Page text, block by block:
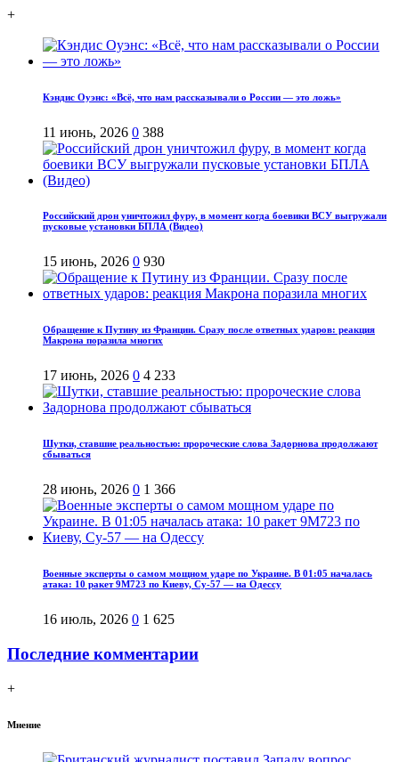
+
Кэндис Оуэнс: «Всё, что нам рассказывали о России — это ложь»
11 июнь, 2026 0 388
Российский дрон уничтожил фуру, в момент когда боевики ВСУ выгружали
пусковые установки БПЛА (Видео)
15 июнь, 2026 0 930
Обращение к Путину из Франции. Сразу после ответных ударов: реакция
Макрона поразила многих
17 июнь, 2026 0 4 233
Шутки, ставшие реальностью: пророческие слова Задорнова продолжают
сбываться
28 июнь, 2026 0 1 366
Военные эксперты о самом мощном ударе по Украине. В 01:05 началась
атака: 10 ракет 9М723 по Киеву, Су-57 — на Одессу
16 июль, 2026 0 1 625
Последние комментарии
+
Мнение